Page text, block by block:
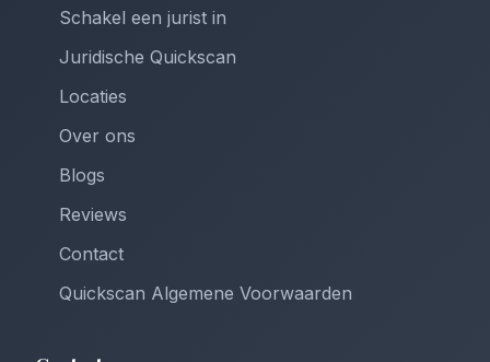
Schakel een jurist in
Juridische Quickscan
Locaties
Over ons
Blogs
Reviews
Contact
Quickscan Algemene Voorwaarden